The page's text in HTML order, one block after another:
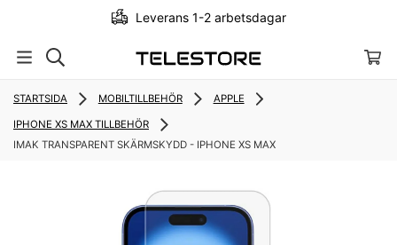
Leverans 1-2 arbetsdagar
STARTSIDA MOBILTILLBEHÖR APPLE
IPHONE XS MAX TILLBEHÖR
IMAK TRANSPARENT SKÄRMSKYDD - IPHONE XS MAX